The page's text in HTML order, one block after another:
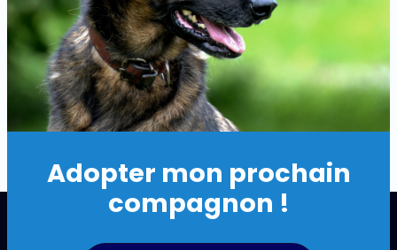
Adopter mon prochain
compagnon !